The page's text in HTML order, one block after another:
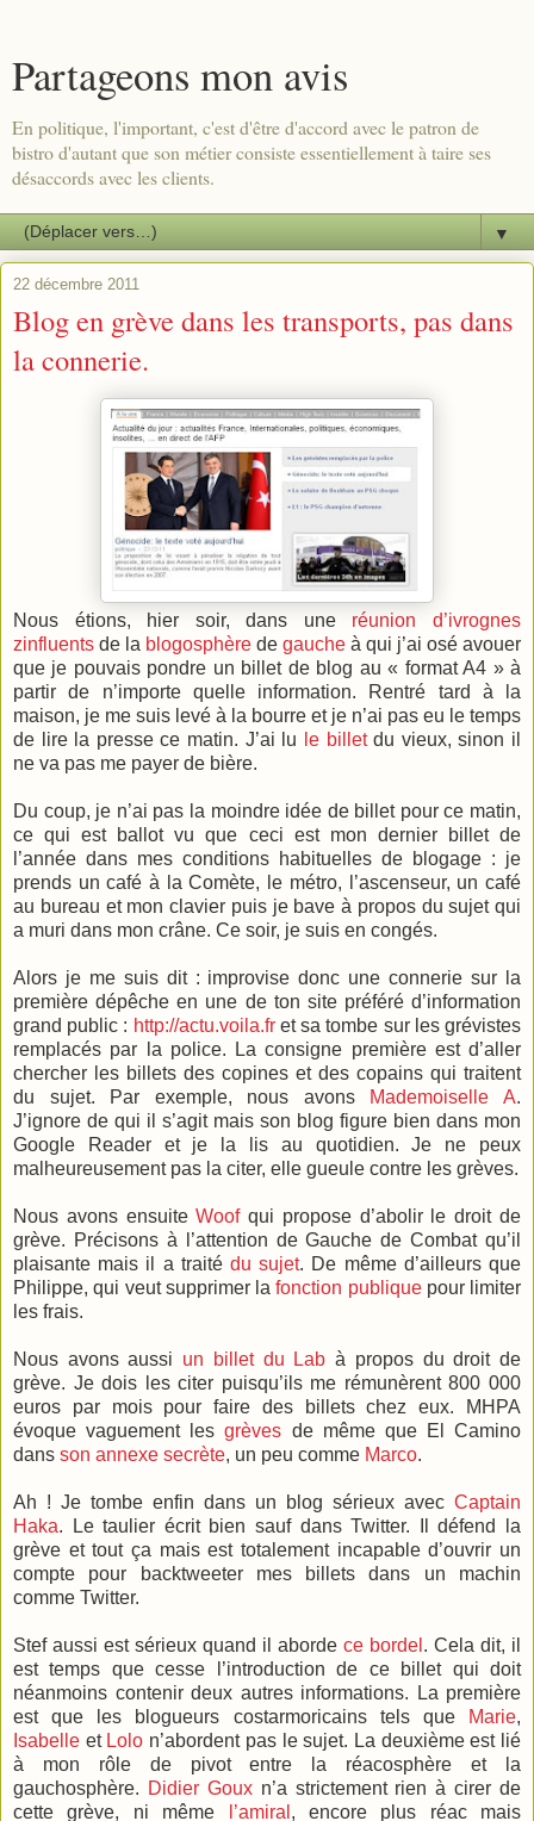
Partageons mon avis
En politique, l'important, c'est d'être d'accord avec le patron de
bistro d'autant que son métier consiste essentiellement à taire ses
désaccords avec les clients.
▼
22 décembre 2011
Blog en grève dans les transports, pas dans
la connerie.
Nous étions, hier soir, dans une réunion
d’ivrognes
zinfluents de la blogosphère de gauche à qui j’ai osé avouer
que je pouvais pondre un billet de blog au « format A4 » à
partir de n’importe quelle information. Rentré tard à la
maison, je me suis levé à la bourre et je n’ai pas eu le temps
de lire la presse ce matin. J’ai lu
le billetdu vieux, sinon il
ne va pas me payer de bière.
Du coup, je n’ai pas la moindre idée de billet pour ce matin,
ce qui est ballot vu que ceci est mon dernier billet de
l’année dans mes conditions habituelles de blogage : je
prends un café à la Comète, le métro, l’ascenseur, un café
au bureau et mon clavier puis je bave à propos du sujet qui
a muri dans mon crâne. Ce soir, je suis en congés.
Alors je me suis dit : improvise donc une connerie sur la
première dépêche en une de ton site préféré d’information
grand public : http://actu.voila.fret sa tombe sur les grévistes
remplacés par la police. La consigne première est d’aller
chercher les billets des copines et des copains qui traitent
du sujet. Par exemple, nous avons Mademoiselle A.
J’ignore de qui il s’agit mais son blog figure bien dans mon
Google Reader et je la lis au quotidien. Je ne peux
malheureusement pas la citer, elle gueule contre les grèves.
Nous avons ensuiteWoofqui propose d’abolir le droit de
grève. Précisons à l’attention de Gauche de Combat qu’il
plaisante mais il a traité du sujet. De même d’ailleurs que
Philippe, qui veut supprimer lafonction publiquepour limiter
les frais.
Nous avons aussi un billet du Lab à propos du droit de
grève. Je dois les citer puisqu’ils me rémunèrent 800 000
euros par mois pour faire des billets chez eux. MHPA
évoque vaguement lesgrèves de même que El Camino
dans son annexe secrète, un peu comme Marco.
Ah ! Je tombe enfin dans un blog sérieux avec Captain
Haka. Le taulier écrit bien sauf dans Twitter. Il défend la
grève et tout ça mais est totalement incapable d’ouvrir un
compte pour backtweeter mes billets dans un machin
comme Twitter.
Stef aussi est sérieux quand il aborde ce bordel . Cela dit, il
est temps que cesse l’introduction de ce billet qui doit
néanmoins contenir deux autres informations. La première
est que les blogueurs costarmoricains tels que
Marie,
Isabelle et Lolo n’abordent pas le sujet. La deuxième est lié
à mon rôle de pivot entre la réacosphère et la
gauchosphère. Didier Gouxn’a strictement rien à cirer de
cette grève, ni même
l’amiral , encore plus réac mais